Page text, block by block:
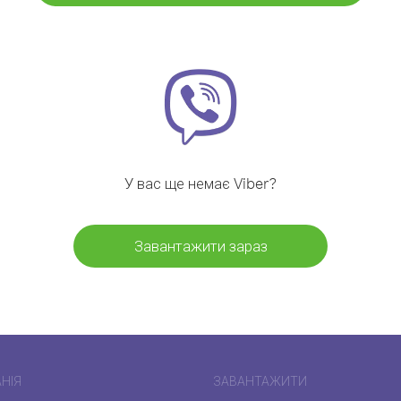
У вас ще немає Viber?
Завантажити зараз
ЗАВАНТАЖИТИ